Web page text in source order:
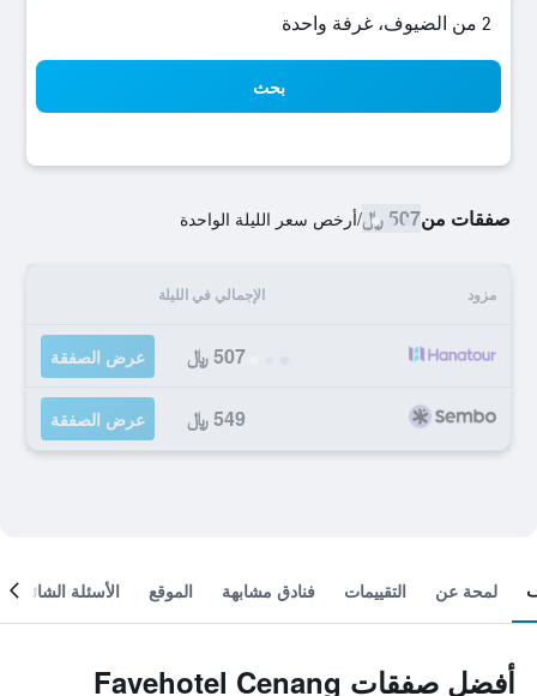
2 من الضيوف، غرفة واحدة
بحث
صفقات من507 ﷼ /أرخص سعر الليلة الواحدة
مزود الإجمالي في الليلة
507 ﷼ عرض الصفقة
549 ﷼ عرض الصفقة
لمحة عن التقييمات فنادق مشابهة الموقع الأسئلة الشائعة
أفضل صفقات Favehotel Cenang